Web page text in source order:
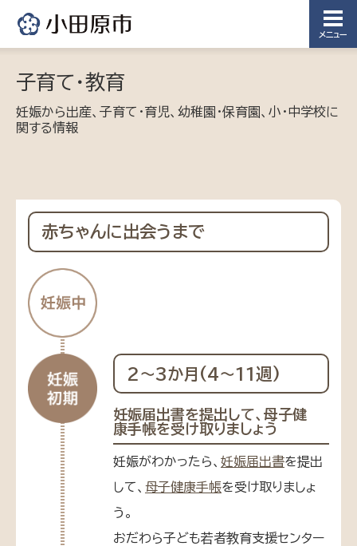
メニュー
子育て・教育
妊娠から出産、子育て・育児、幼稚園・保育園、小・中学校に
関する情報
赤ちゃんに出会うまで
2〜3か月(4〜11週)
妊娠届出書を提出して、母子健
康手帳を受け取りましょう
妊娠がわかったら、 妊娠届出書を提出
して、 母子健康手帳を受け取りましょ
う。
おだわら子ども若者教育支援センター